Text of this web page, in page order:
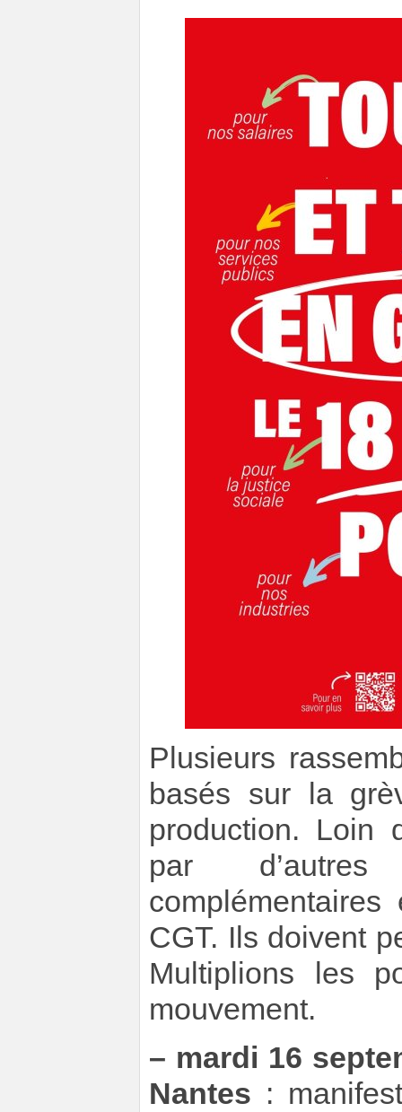
Plusieurs
basés sur la
production. Loin
par
CGT. Ils doivent
Multiplions les
mouvement.
– mardi 16
Nantes :